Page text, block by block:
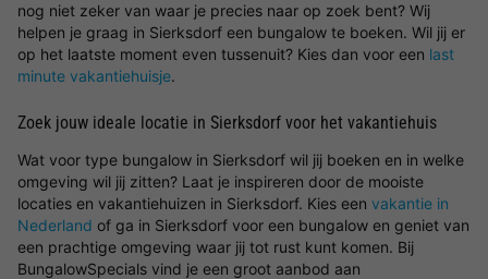
nog niet zeker van waar je precies naar op zoek bent? Wij
helpen je graag in Sierksdorf een bungalow te boeken. Wil jij er
op het laatste moment even tussenuit? Kies dan voor een last
minute vakantiehuisje.
Zoek jouw ideale locatie in Sierksdorf voor het vakantiehuis
Wat voor type bungalow in Sierksdorf wil jij boeken en in welke
omgeving wil jij zitten? Laat je inspireren door de mooiste
locaties en vakantiehuizen in Sierksdorf. Kies een vakantie in
Nederland of ga in Sierksdorf voor een bungalow en geniet van
een prachtige omgeving waar jij tot rust kunt komen. Bij
BungalowSpecials vind je een groot aanbod aan